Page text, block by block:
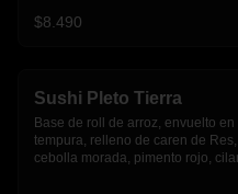
$8.490
Sushi Pleto Tierra
Base de roll de arroz, envuelto en
tempura, relleno de caren de Res,
cebolla morada, pimento rojo,